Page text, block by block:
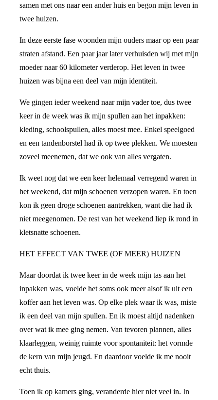
samen met ons naar een ander huis en begon mijn leven in
twee huizen.
In deze eerste fase woonden mijn ouders maar op een paar
straten afstand. Een paar jaar later verhuisden wij met mijn
moeder naar 60 kilometer verderop. Het leven in twee
huizen was bijna een deel van mijn identiteit.
We gingen ieder weekend naar mijn vader toe, dus twee
keer in de week was ik mijn spullen aan het inpakken:
kleding, schoolspullen, alles moest mee. Enkel speelgoed
en een tandenborstel had ik op twee plekken. We moesten
zoveel meenemen, dat we ook van alles vergaten.
Ik weet nog dat we een keer helemaal verregend waren in
het weekend, dat mijn schoenen verzopen waren. En toen
kon ik geen droge schoenen aantrekken, want die had ik
niet meegenomen. De rest van het weekend liep ik rond in
kletsnatte schoenen.
HET EFFECT VAN TWEE (OF MEER) HUIZEN
Maar doordat ik twee keer in de week mijn tas aan het
inpakken was, voelde het soms ook meer alsof ik uit een
koffer aan het leven was. Op elke plek waar ik was, miste
ik een deel van mijn spullen. En ik moest altijd nadenken
over wat ik mee ging nemen. Van tevoren plannen, alles
klaarleggen, weinig ruimte voor spontaniteit: het vormde
de kern van mijn jeugd. En daardoor voelde ik me nooit
echt thuis.
Toen ik op kamers ging, veranderde hier niet veel in. In